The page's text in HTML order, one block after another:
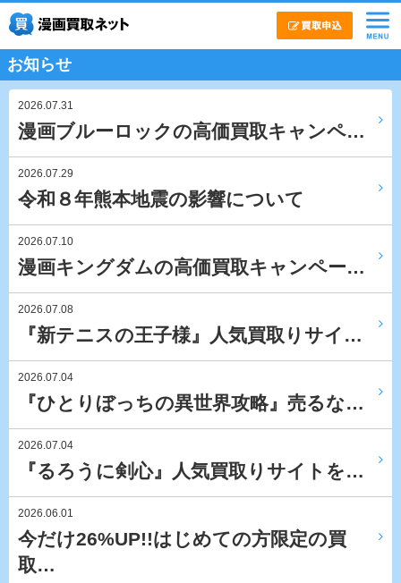
お知らせ
2026.07.31
漫画ブルーロックの高価買取キャンペ…
2026.07.29
令和８年熊本地震の影響について
2026.07.10
漫画キングダムの高価買取キャンペー…
2026.07.08
『新テニスの王子様』人気買取りサイ…
2026.07.04
『ひとりぼっちの異世界攻略』売るな…
2026.07.04
『るろうに剣心』人気買取りサイトを…
2026.06.01
今だけ26%UP!!はじめての方限定の買
取…